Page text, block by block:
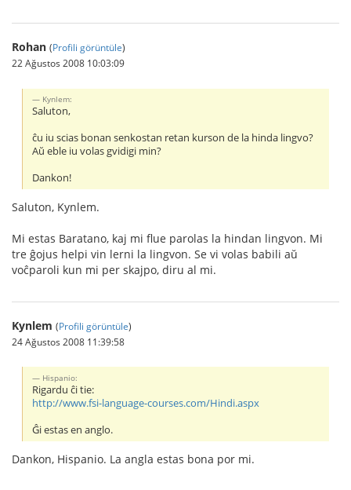
Rohan (Profili görüntüle)
22 Ağustos 2008 10:03:09
Kynlem:
Saluton,
ĉu iu scias bonan senkostan retan kurson de la hinda lingvo?
Aŭ eble iu volas gvidigi min?
Dankon!
Saluton, Kynlem.
Mi estas Baratano, kaj mi flue parolas la hindan lingvon. Mi
tre ĝojus helpi vin lerni la lingvon. Se vi volas babili aŭ
voĉparoli kun mi per skajpo, diru al mi.
Kynlem (Profili görüntüle)
24 Ağustos 2008 11:39:58
Hispanio:
Rigardu ĉi tie:
http://www.fsi-language-courses.com/Hindi.aspx
Ĝi estas en anglo.
Dankon, Hispanio. La angla estas bona por mi.